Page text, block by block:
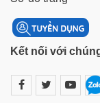
Kết nối với